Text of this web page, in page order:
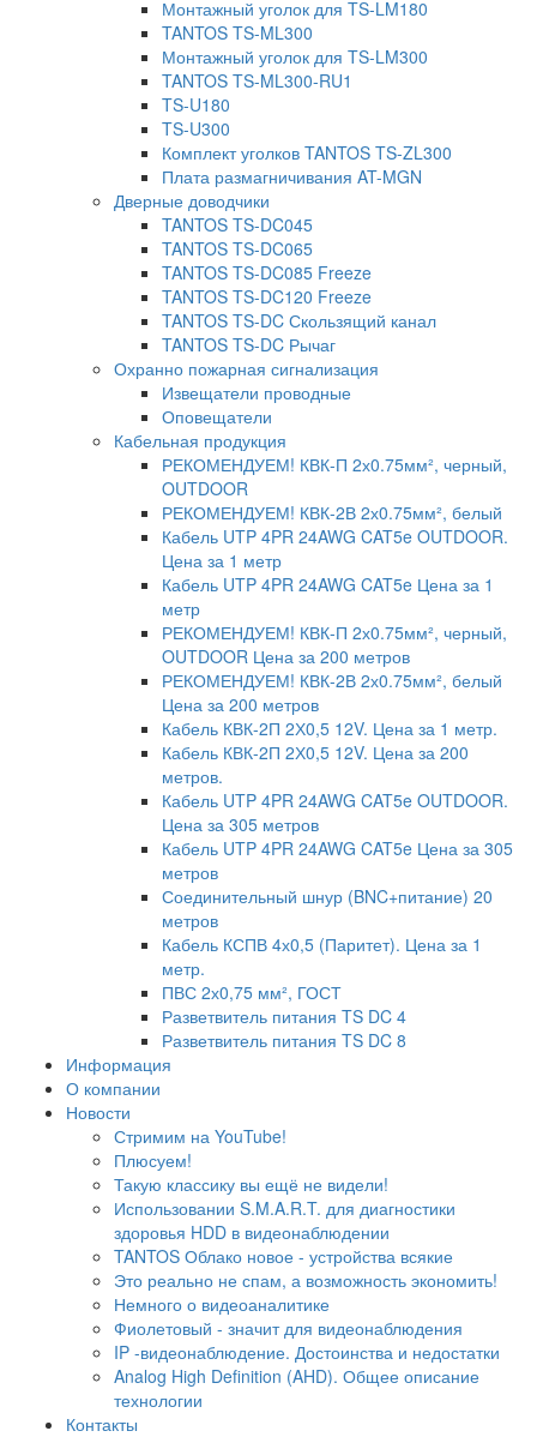
Монтажный уголок для TS-LM180
TANTOS TS-ML300
Монтажный уголок для TS-LM300
TANTOS TS-ML300-RU1
TS-U180
TS-U300
Комплект уголков TANTOS TS-ZL300
Плата размагничивания AT-MGN
Дверные доводчики
TANTOS TS-DC045
TANTOS TS-DC065
TANTOS TS-DC085 Freeze
TANTOS TS-DC120 Freeze
TANTOS TS-DC Скользящий канал
TANTOS TS-DC Рычаг
Охранно пожарная сигнализация
Извещатели проводные
Оповещатели
Кабельная продукция
РЕКОМЕНДУЕМ! КВК-П 2х0.75мм², черный,
OUTDOOR
РЕКОМЕНДУЕМ! КВК-2В 2х0.75мм², белый
Кабель UTP 4PR 24AWG CAT5e OUTDOOR.
Цена за 1 метр
Кабель UTP 4PR 24AWG CAT5e Цена за 1
метр
РЕКОМЕНДУЕМ! КВК-П 2х0.75мм², черный,
OUTDOOR Цена за 200 метров
РЕКОМЕНДУЕМ! КВК-2В 2х0.75мм², белый
Цена за 200 метров
Кабель КВК-2П 2Х0,5 12V. Цена за 1 метр.
Кабель КВК-2П 2Х0,5 12V. Цена за 200
метров.
Кабель UTP 4PR 24AWG CAT5e OUTDOOR.
Цена за 305 метров
Кабель UTP 4PR 24AWG CAT5e Цена за 305
метров
Соединительный шнур (BNC+питание) 20
метров
Кабель КСПВ 4х0,5 (Паритет). Цена за 1
метр.
ПВС 2х0,75 мм², ГОСТ
Разветвитель питания TS DC 4
Разветвитель питания TS DC 8
Информация
О компании
Новости
Стримим на YouTube!
Плюсуем!
Такую классику вы ещё не видели!
Использовании S.M.A.R.T. для диагностики
здоровья HDD в видеонаблюдении
TANTOS Облако новое - устройства всякие
Это реально не спам, а возможность экономить!
Немного о видеоаналитике
Фиолетовый - значит для видеонаблюдения
IP -видеонаблюдение. Достоинства и недостатки
Analog High Definition (AHD). Общее описание
технологии
Контакты